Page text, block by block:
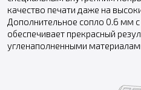
качество печати даже на
Дополнительное сопло 0.6 мм
обеспечивает прекрасный
угленаполненными